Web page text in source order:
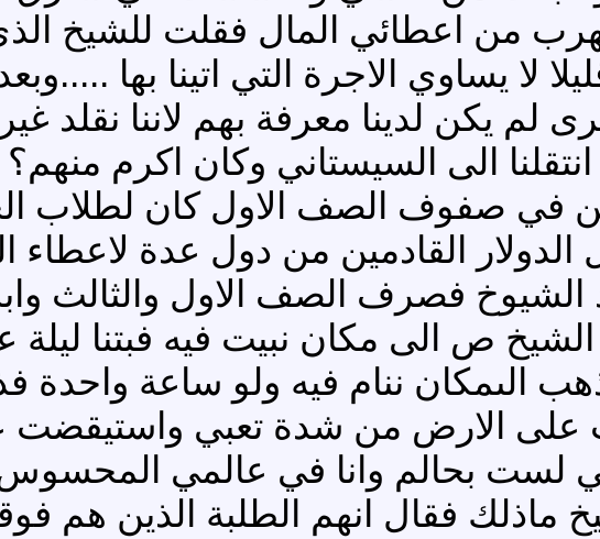
من اعطائي المال فقلت للشيخ
لا يساوي الاجرة التي اتينا بها
لم يكن لدينا معرفة بهم لاننا
الى السيستاني وكان اكرم منهم؟
في صفوف الصف الاول كان لطلاب
الدولار القادمين من دول عدة
فصرف الصف الاول والثالث
ص الى مكان نبيت فيه فبتنا
الىمكان ننام فيه ولو ساعة
على الارض من شدة تعبي
لست بحالم وانا في عالمي
ماذلك فقال انهم الطلبة الذين هم